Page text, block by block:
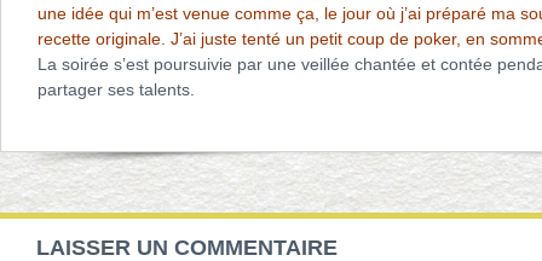
une idée qui m’est venue comme ça, le jour où j’ai préparé ma
recette originale. J’ai juste tenté un petit coup de poker, en
La soirée s’est poursuivie par une veillée chantée et contée
partager ses talents.
LAISSER UN COMMENTAIRE